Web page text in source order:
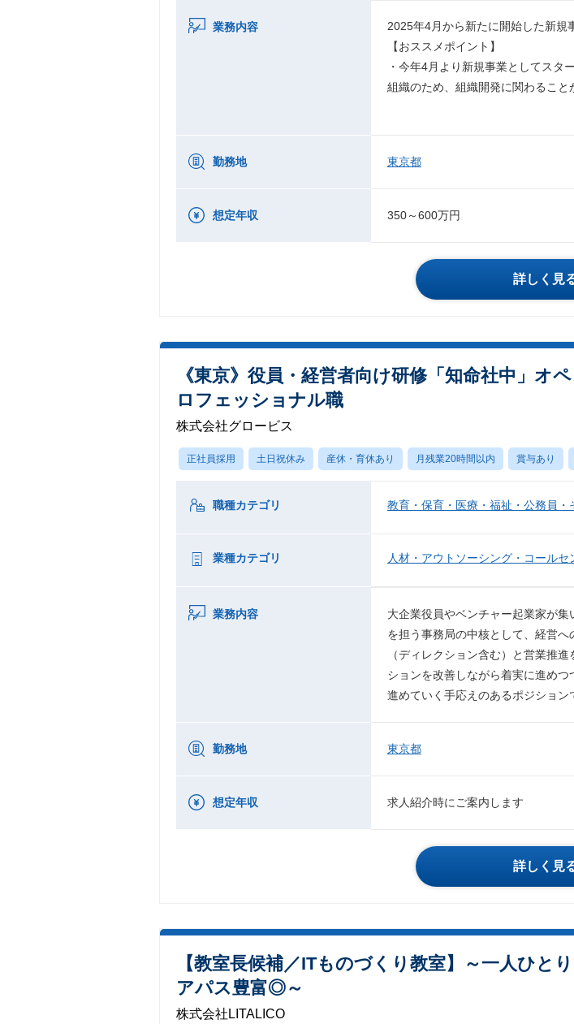
業務内容
2025年4月から新たに開始した新規
【おススメポイント】
・今年4月より新規事業としてスタ
組織のため、組織開発に関わること
勤務地 東京都
想定年収 350～600万円
詳しく見
《東京》役員・経営者向け研修「知命社中」オ
ロフェッショナル職
株式会社グロービス
正社員採用 土日祝休み 産休・育休あり 月残業20時間以内 賞与あり
職種カテゴリ 教育・保育・医療・福祉・公務員・
業種カテゴリ 人材・アウトソーシング・コールセ
業務内容
大企業役員やベンチャー起業家が
を担う事務局の中核として、経営
（ディレクション含む）と営業推
ションを改善しながら着実に進め
進めていく手応えのあるポジション
勤務地 東京都
想定年収 求人紹介時にご案内します
詳しく見
【教室長候補／ITものづくり教室】～一人ひと
アパス豊富◎～
株式会社LITALICO